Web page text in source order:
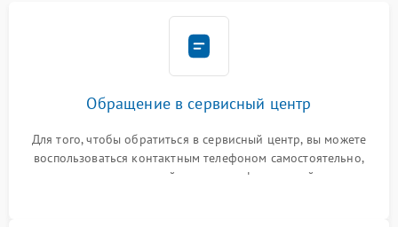
Обращение в сервисный центр
Для того, чтобы обратиться в сервисный центр, вы можете
воспользоваться контактным телефоном самостоятельно,
или оставить свой номер телефона на сайте